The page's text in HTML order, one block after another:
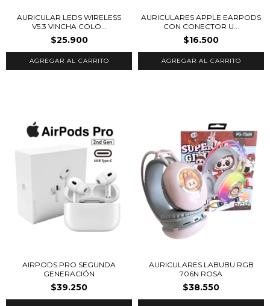
AURICULAR LEDS WIRELESS
V5.3 VINCHA COLO...
$25.900
AGREGAR AL CARRITO
AURICULARES APPLE EARPODS
CON CONECTOR U...
$16.500
AIRPODS PRO SEGUNDA
GENERACIÓN
$39.250
AURICULARES LABUBU RGB
706N ROSA
$38.550